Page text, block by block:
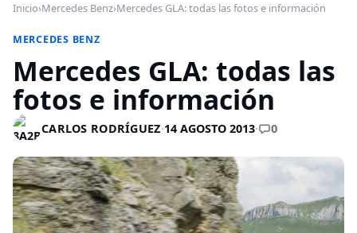
Inicio›Mercedes Benz›Mercedes GLA: todas las fotos e información
MERCEDES BENZ
Mercedes GLA: todas las
fotos e información
CARLOS RODRÍGUEZ·14 AGOSTO 2013· 0